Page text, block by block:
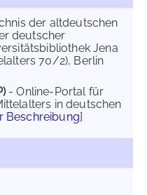
der altdeutschen
deutscher
Jena
70/2), Berlin
- Online-Portal für
in deutschen
Beschreibung]